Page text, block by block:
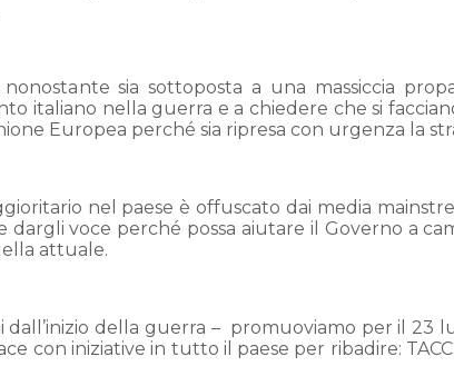
sia sottoposta a una massiccia
italiano nella guerra e a chiedere che si
Europea perché sia ripresa con urgenza la
nel paese è offuscato dai media
dargli voce perché possa aiutare il Governo a
attuale.
dall’inizio della guerra – promuoviamo per il 23
con iniziative in tutto il paese per ribadire: